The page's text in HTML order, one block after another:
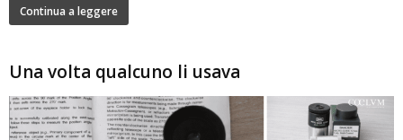
Continua a leggere
Una volta qualcuno li usava